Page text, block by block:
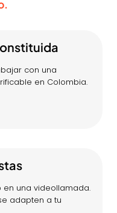
con una
en Colombia.
una videollamada.
adapten a tu